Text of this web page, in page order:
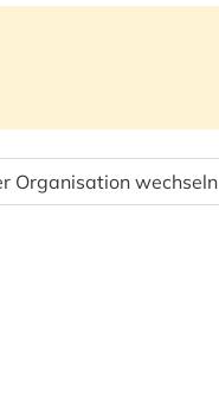
Organisation wechseln